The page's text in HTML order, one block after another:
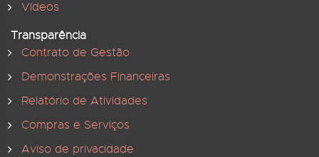
Vídeos
Transparência
Contrato de Gestão
Demonstrações Financeiras
Relatório de Atividades
Compras e Serviços
Aviso de privacidade